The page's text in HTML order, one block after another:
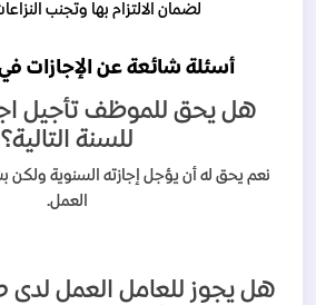
لضمان الالتزام بها وتجنب
أسئلة شائعة عن الإجازات
هل يحق للموظف تأجيل
للسنة التالية؟
نعم يحق له أن يؤجل إجازته السنوية
العمل.
هل يجوز للعامل العمل